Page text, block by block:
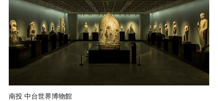
南投 中台世界博物館